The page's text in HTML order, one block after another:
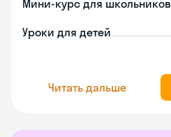
Мини-курс для школьников
Уроки для детей
Читать дальше